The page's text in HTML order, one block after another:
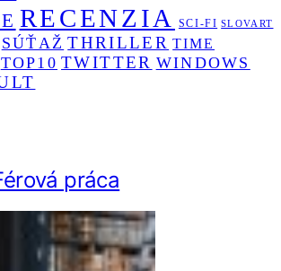
RECENZIA SCI-FI SLOVART
SÚŤAŽ THRILLER TIME
TOP10 TWITTER WINDOWS
práca